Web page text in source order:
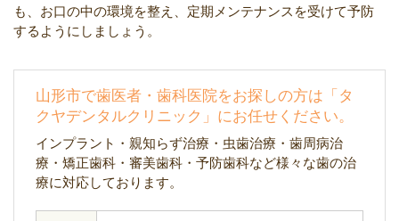
も、お口の中の環境を整え、定期メンテナンスを受けて予防
するようにしましょう。
山形市で歯医者・歯科医院をお探しの方は「タ
クヤデンタルクリニック」にお任せください。
インプラント・親知らず治療・虫歯治療・歯周病治
療・矯正歯科・審美歯科・予防歯科など様々な歯の治
療に対応しております。